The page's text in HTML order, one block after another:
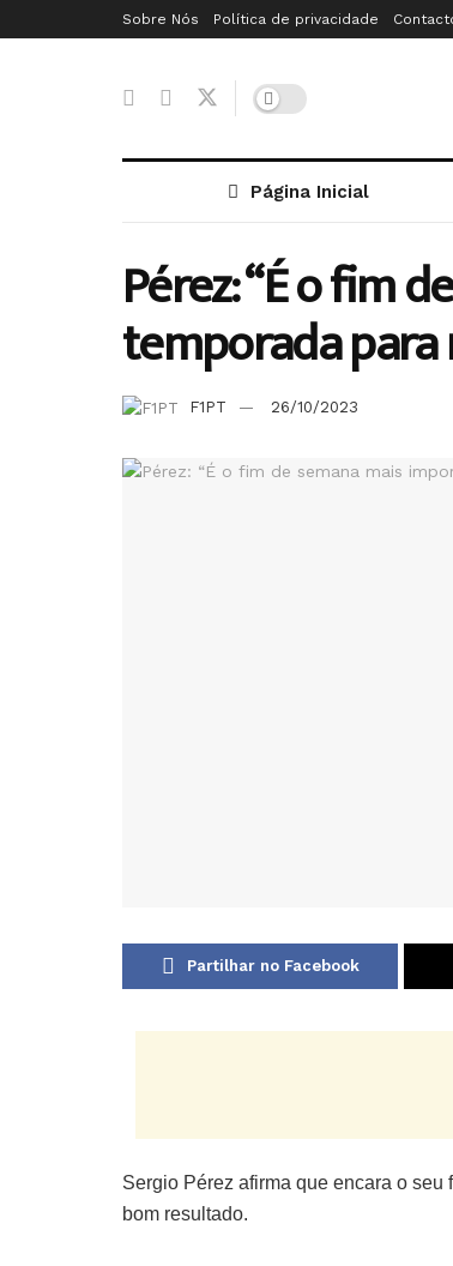
Sobre Nós Política de privacidade
Página Inicial
Pérez: “É o fim
temporada para
F1PT 26/10/2023
Partilhar no Facebook
Sergio Pérez afirma que encara o
bom resultado.